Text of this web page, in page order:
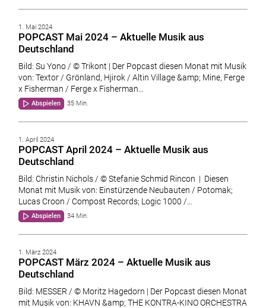
1. Mai 2024
POPCAST Mai 2024 – Aktuelle Musik aus
Deutschland
Bild: Su Yono / © Trikont | Der Popcast diesen Monat mit Musik
von: Textor / Grönland, Hjirok / Altin Village &amp; Mine, Ferge
x Fisherman / Ferge x Fisherman…
Abspielen 35 Min.
1. April 2024
POPCAST April 2024 – Aktuelle Musik aus
Deutschland
Bild: Christin Nichols / © Stefanie Schmid Rincon | Diesen
Monat mit Musik von: Einstürzende Neubauten / Potomak;
Lucas Croon / Compost Records; Logic 1000 /…
Abspielen 34 Min.
1. März 2024
POPCAST März 2024 – Aktuelle Musik aus
Deutschland
Bild: MESSER / © Moritz Hagedorn | Der Popcast diesen Monat
mit Musik von: KHAVN &amp; THE KONTRA-KINO ORCHESTRA